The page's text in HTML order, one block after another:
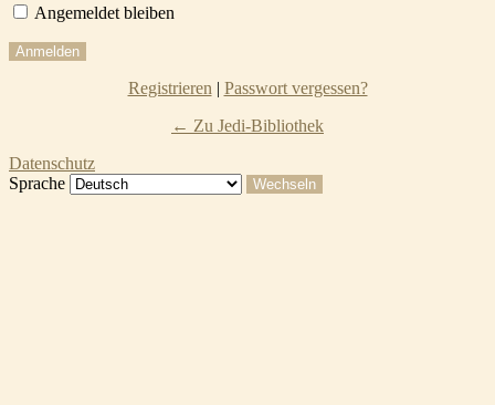
Angemeldet bleiben
Registrieren | Passwort vergessen?
← Zu Jedi-Bibliothek
Datenschutz
Sprache